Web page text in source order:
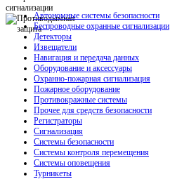
Автономные системы безопасности
Беспроводные охранные сигнализации
Детекторы
Извещатели
Навигация и передача данных
Оборудование и аксессуары
Охранно-пожарная сигнализация
Пожарное оборудование
Противокражные системы
Прочее для средств безопасности
Регистраторы
Сигнализация
Системы безопасности
Системы контроля перемещения
Системы оповещения
Турникеты